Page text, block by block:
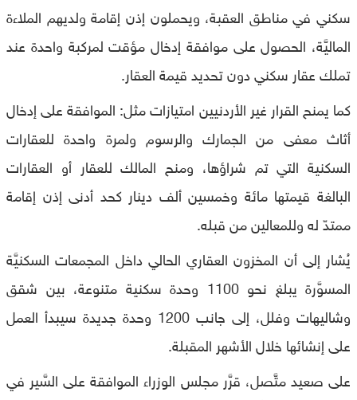
سكني في مناطق العقبة، ويحملون إذن إقامة ولديهم الملاءة
الماليَّة، الحصول على موافقة إدخال مؤقت لمركبة واحدة عند
تملك عقار سكني دون تحديد قيمة العقار.
كما يمنح القرار غير الأردنيين امتيازات مثل: الموافقة على إدخال
أثاث معفى من الجمارك والرسوم ولمرة واحدة للعقارات
السكنية التي تم شراؤها، ومنح المالك للعقار أو العقارات
البالغة قيمتها مائة وخمسين ألف دينار كحد أدنى إذن إقامة
ممتدّ له وللمعالين من قبله.
يُشار إلى أن المخزون العقاري الحالي داخل المجمعات السكنيَّة
المسوَّرة يبلغ نحو 1100 وحدة سكنية متنوعة، بين شقق
وشاليهات وفلل، إلى جانب 1200 وحدة جديدة سيبدأ العمل
على إنشائها خلال الأشهر المقبلة.
على صعيد متَّصل، قرَّر مجلس الوزراء الموافقة على السَّير في